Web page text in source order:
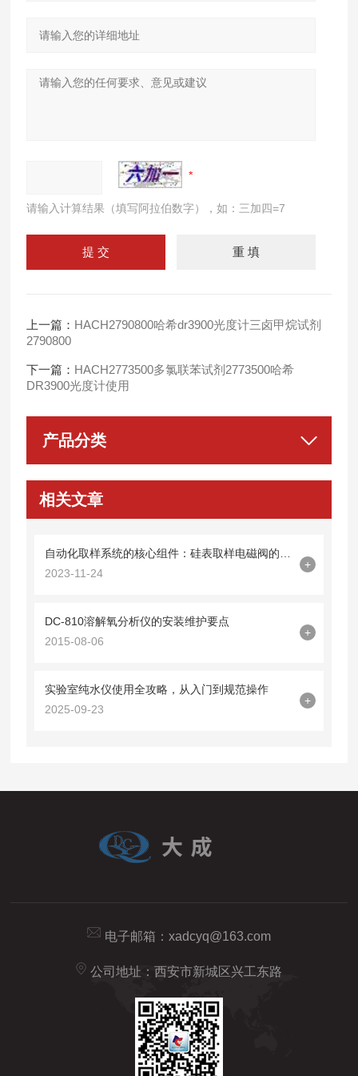
请输入计算结果（填写阿拉伯数字），如：三加四=7
上一篇： HACH2790800哈希dr3900光度计三卤甲烷试剂
2790800
下一篇： HACH2773500多氯联苯试剂2773500哈希
DR3900光度计使用
产品分类
相关文章
2023-11-24
+
DC-810溶解氧分析仪的安装维护要点
2015-08-06
+
实验室纯水仪使用全攻略，从入门到规范操作
2025-09-23
+
电子邮箱： xadcyq@163.com
公司地址：西安市新城区兴工东路